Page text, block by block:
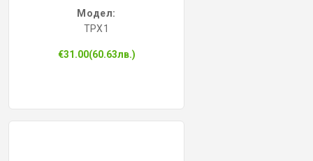
КУТИЙКИ ЗА АЛАРМИ
КОНТРОЛ НА ДОСТЪП
ФРЕЗИ КЛЮЧАРСКИ
Модел:
TPX1
€31.00(60.63лв.)